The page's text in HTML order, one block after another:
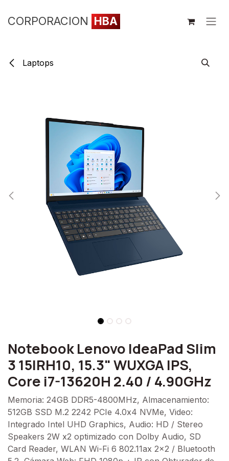
CORPORACION HBA
Laptops
Notebook Lenovo IdeaPad Slim
3 15IRH10, 15.3" WUXGA IPS,
Core i7-13620H 2.40 / 4.90GHz
Memoria: 24GB DDR5-4800MHz, Almacenamiento:
512GB SSD M.2 2242 PCIe 4.0x4 NVMe, Video:
Integrado Intel UHD Graphics, Audio: HD / Stereo
Speakers 2W x2 optimizado con Dolby Audio, SD
Card Reader, WLAN Wi-Fi 6 802.11ax 2x2 / Bluetooth